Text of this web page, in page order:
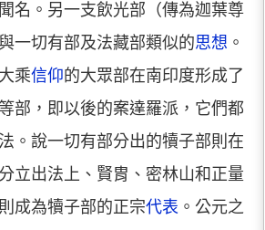
名。另一支飲光部（傳為迦葉尊
一切有部及法藏部類似的思想 。
乘信仰的大眾部在南印度形成了
部，即以後的案達羅派，它們都
。說一切有部分出的犢子部則在
立出法上、賢胄、密林山和正量
成為犢子部的正宗代表 。公元之